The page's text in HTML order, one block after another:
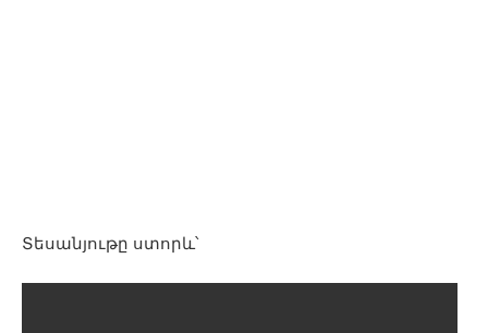
Տեսանյութը ստորև՝